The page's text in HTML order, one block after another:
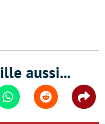
aussi...
WhatsappReddit